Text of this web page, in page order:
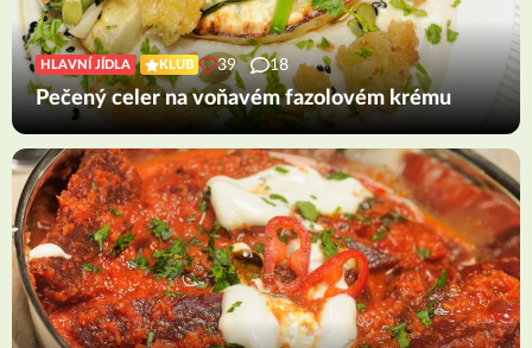
HLAVNÍ JÍDLA KLUB 39 18
Pečený celer na voňavém fazolovém krému